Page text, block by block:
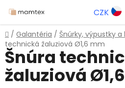
na
obsah
CZK
Domov
/ Galantéria / Šnúrky, výpustky
technická žaluziová Ø1,6 mm
Šnúra
žaluziová